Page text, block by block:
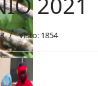
Visto: 1854